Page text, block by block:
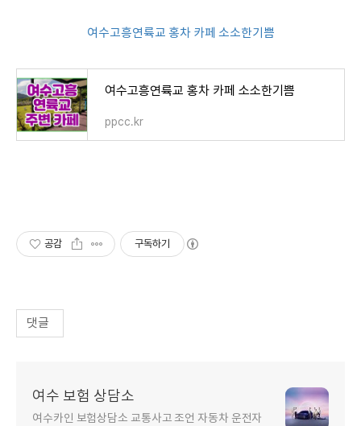
여수고흥연륙교 홍차 카페 소소한기쁨
여수고흥연륙교 홍차 카페 소소한기쁨
ppcc.kr
공감 구독하기
댓글
여수 보험 상담소
여수카인 보험상담소 교통사고 조언 자동차 운전자